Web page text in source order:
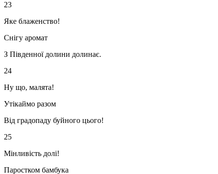
23
Яке блаженство!
Снігу аромат
З Південної долини долинає.
24
Ну що, малята!
Утікаймо разом
Від градопаду буйного цього!
25
Мінливість долі!
Паростком бамбука